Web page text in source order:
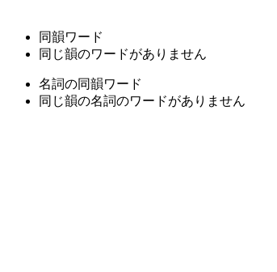
同韻ワード
同じ韻のワードがありません
名詞の同韻ワード
同じ韻の名詞のワードがありません